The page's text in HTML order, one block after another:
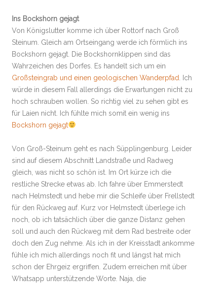
Ins Bockshorn gejagt
Von Königslutter komme ich über Rottorf nach Groß
Steinum. Gleich am Ortseingang werde ich förmlich ins
Bockshorn gejagt. Die Bockshornklippen sind das
Wahrzeichen des Dorfes. Es handelt sich um ein
Großsteingrab und einen geologischen Wanderpfad
. Ich
würde in diesem Fall allerdings die Erwartungen nicht zu
hoch schrauben wollen. So richtig viel zu sehen gibt es
für Laien nicht. Ich fühlte mich somit ein wenig ins
Bockshorn gejagt
Von Groß-Steinum geht es nach Süpplingenburg. Leider
sind auf diesem Abschnitt Landstraße und Radweg
gleich, was nicht so schön ist. Im Ort kürze ich die
restliche Strecke etwas ab. Ich fahre über Emmerstedt
nach Helmstedt und hebe mir die Schleife über Frellstedt
für den Rückweg auf. Kurz vor Helmstedt überlege ich
noch, ob ich tatsächlich über die ganze Distanz gehen
soll und auch den Rückweg mit dem Rad bestreite oder
doch den Zug nehme. Als ich in der Kreisstadt ankomme
fühle ich mich allerdings noch fit und längst hat mich
schon der Ehrgeiz ergriffen. Zudem erreichen mit über
Whatsapp unterstützende Worte. Naja, die